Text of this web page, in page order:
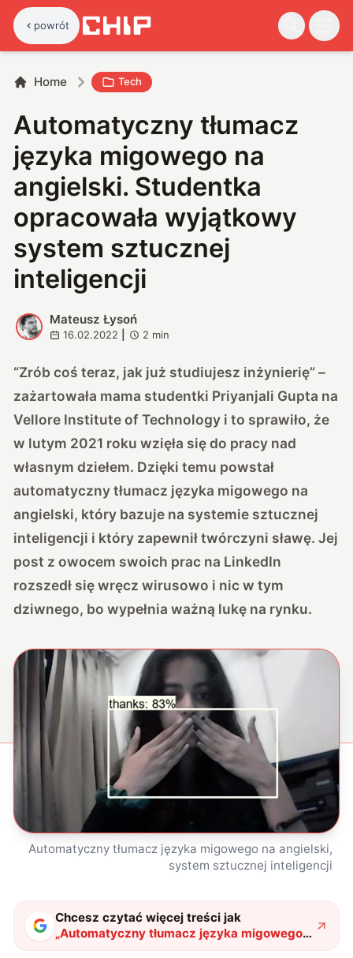
powrót
Home Tech
Automatyczny tłumacz
języka migowego na
angielski. Studentka
opracowała wyjątkowy
system sztucznej
inteligencji
M
Mateusz Łysoń
16.02.2022 2 min
“Zrób coś teraz, jak już studiujesz inżynierię” –
zażartowała mama studentki Priyanjali Gupta na
Vellore Institute of Technology i to sprawiło, że
w lutym 2021 roku wzięła się do pracy nad
własnym dziełem. Dzięki temu powstał
automatyczny tłumacz języka migowego na
angielski, który bazuje na systemie sztucznej
inteligencji i który zapewnił twórczyni sławę. Jej
post z owocem swoich prac na LinkedIn
rozszedł się wręcz wirusowo i nic w tym
dziwnego, bo wypełnia ważną lukę na rynku.
Automatyczny tłumacz języka migowego na angielski,
system sztucznej inteligencji
Chcesz czytać więcej treści jak
„Automatyczny tłumacz języka migowego
na angielski. Studentka opracowała